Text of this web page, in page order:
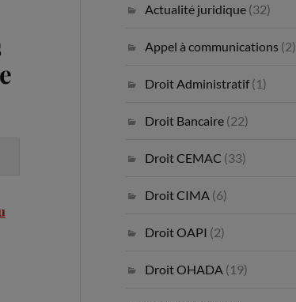
Actualité juridique (32)
Appel à communications (2)
Droit Administratif(1)
Droit Bancaire (22)
Droit CEMAC (33)
Droit CIMA (6)
Droit OAPI (2)
Droit OHADA (19)